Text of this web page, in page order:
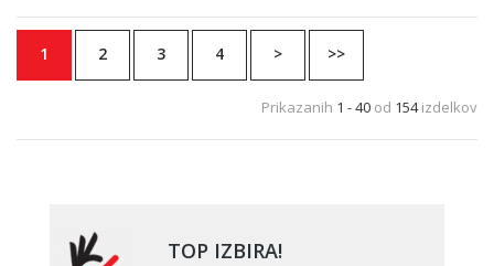
1 2 3 4 > >>
Prikazanih 1 - 40 od 154izdelkov
TOP IZBIRA!